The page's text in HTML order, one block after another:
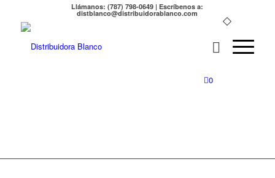
Llámanos: (787) 798-0649 | Escríbenos a:
distblanco@distribuidorablanco.com
0